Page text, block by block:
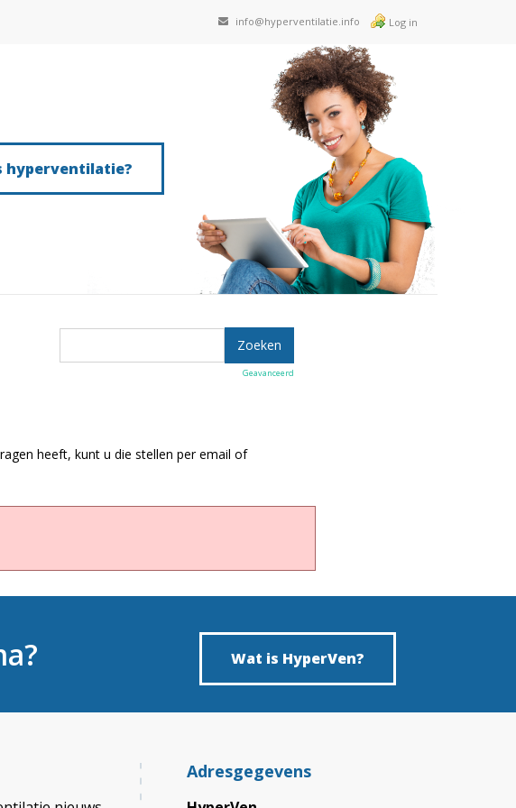
info@hyperventilatie.info Log in
hyperventilatie?
Geavanceerd
heeft, kunt u die stellen per email of
Wat is HyperVen?
Adresgegevens